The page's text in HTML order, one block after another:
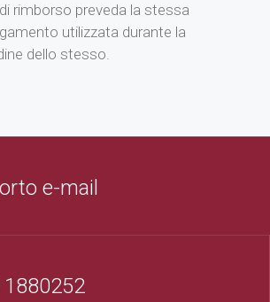
rimborso preveda la stessa
utilizzata durante la
dello stesso.
e-mail